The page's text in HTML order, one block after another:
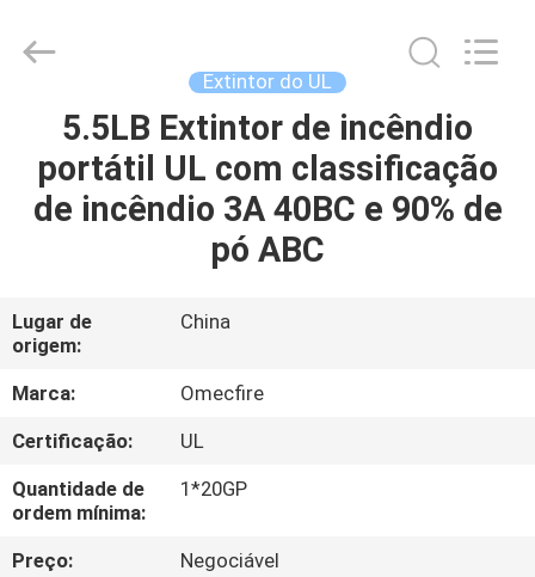
CASA
PRODUTOS
SOBRE
NÓS
EXCURSÃO
DA
FÁBRICA
& Equipment
Extintor do UL
5.5LB Extintor de incêndio
portátil UL com classificação
de incêndio 3A 40BC e 90% de
pó ABC
Lugar de
origem:
China
Marca:
Omecfire
Certificação:
UL
Quantidade de
ordem mínima:
1*20GP
Preço:
Negociável